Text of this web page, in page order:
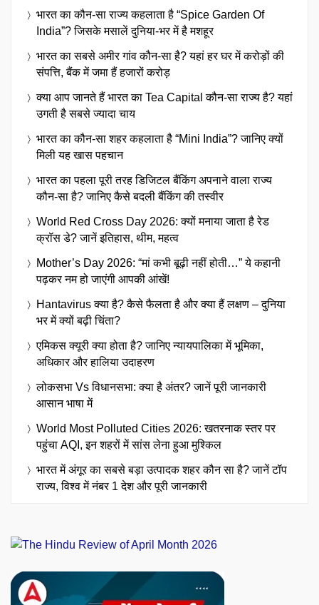
भारत का कौन-सा राज्य कहलाता है “Spice Garden Of
India”? जिसके मसालें दुनिया-भर में है मशहूर
भारत का सबसे अमीर गांव कौन-सा है? यहां हर घर में करोड़ों की
संपत्ति, बैंक में जमा हैं हजारों करोड़
क्या आप जानते हैं भारत का Tea Capital कौन-सा राज्य है? यहां
उगती है सबसे ज्यादा चाय
भारत का कौन-सा शहर कहलाता है “Mini India”? जानिए क्यों
मिली यह खास पहचान
भारत का पहला पूरी तरह डिजिटल बैंकिंग अपनाने वाला राज्य
कौन-सा है? जानिए कैसे बदली बैंकिंग की तस्वीर
World Red Cross Day 2026: क्यों मनाया जाता है रेड
क्रॉस डे? जानें इतिहास, थीम, महत्व
Mother’s Day 2026: “मां कभी बूढ़ी नहीं होती…” ये कहानी
पढ़कर नम हो जाएंगी आपकी आंखें!
Hantavirus क्या है? कैसे फैलता है और क्या हैं लक्षण – दुनिया
भर में क्यों बढ़ी चिंता?
एमिकस क्यूरी क्या होता है? जानिए न्यायपालिका में भूमिका,
अधिकार और हालिया उदाहरण
लोकसभा Vs विधानसभा: क्या है अंतर? जानें पूरी जानकारी
आसान भाषा में
World Most Polluted Cities 2026: खतरनाक स्तर पर
पहुंचा AQI, इन शहरों में सांस लेना हुआ मुश्किल
भारत में अंगूर का सबसे बड़ा उत्पादक शहर कौन सा है? जानें टॉप
राज्य, विश्व में नंबर 1 देश और पूरी जानकारी